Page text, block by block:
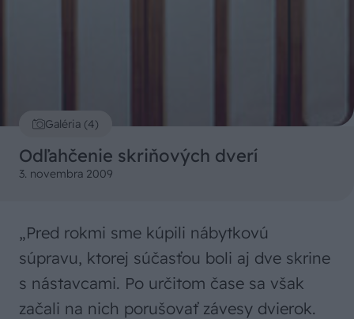
Galéria (4)
Odľahčenie skriňových dverí
3. novembra 2009
„Pred rokmi sme kúpili nábytkovú
súpravu, ktorej súčasťou boli aj dve skrine
s nástavcami. Po určitom čase sa však
začali na nich porušovať závesy dvierok.